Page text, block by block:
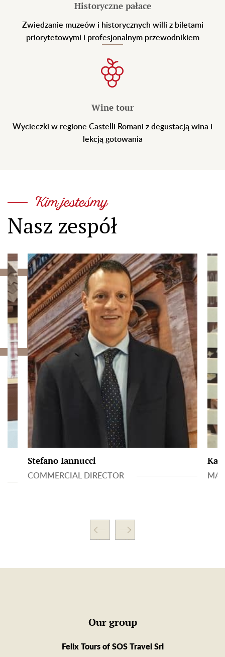
Historyczne pałace
Zwiedzanie muzeów i historycznych willi z biletami
priorytetowymi i profesjonalnym przewodnikiem
Wine tour
Wycieczki w regione Castelli Romani z degustacją wina i
lekcją gotowania
Kim jesteśmy
Nasz zespół
Stefano Iannucci
COMMERCIAL DIRECTOR
Our group
Felix Tours of SOS Travel Srl